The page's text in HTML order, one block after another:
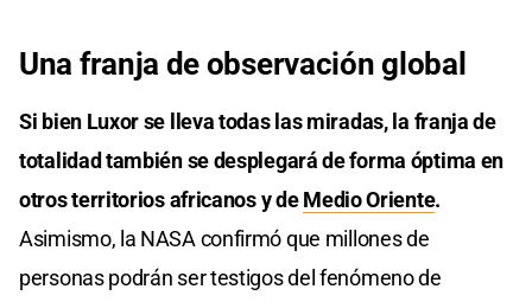
Una franja de observación global
Si bien Luxor se lleva todas las miradas, la franja de
totalidad también se desplegará de forma óptima en
otros territorios africanos y deMedio Oriente.
Asimismo, la NASA confirmó que millones de
personas podrán ser testigos del fenómeno de